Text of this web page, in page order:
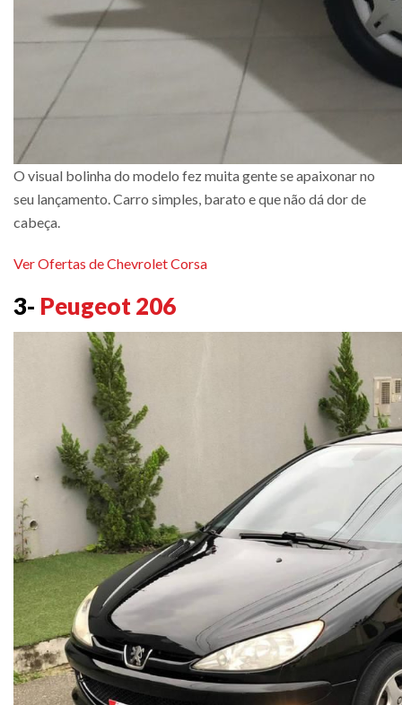
O visual bolinha do modelo fez muita gente se apaixonar no
seu lançamento. Carro simples, barato e que não dá dor de
cabeça.
Ver Ofertas de Chevrolet Corsa
3- Peugeot 206